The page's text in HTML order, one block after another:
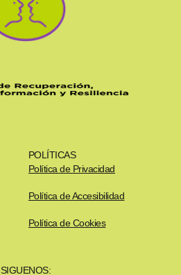
POLÍTICAS
Política de Privacidad
Política de Accesibilidad
Política de Cookies
SIGUENOS: